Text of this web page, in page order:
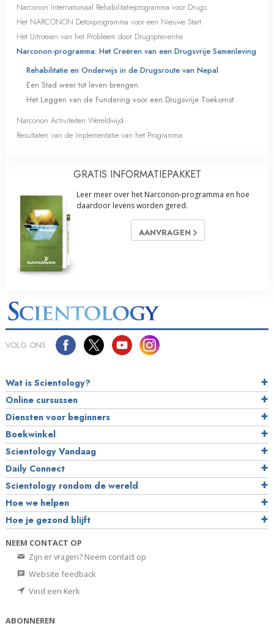
Narconon Internationaal Rehabilitatieprogramma voor Drugs
Het NARCONON Detoxprogramma voor een Nieuwe Start
Het Uitroeien van het Probleem door Drugspreventie
Narconon-programma: Het Creëren van een Drugsvrije Samenleving
Rehabilitatie en Onderwijs in de Drugsroute van Nepal
Een Stad weer tot leven brengen
Het Leggen van de Fundering voor een Drugsvrije Toekomst
Narconon Activiteiten Wereldwijd
Resultaten van de Implementatie van het Programma
GRATIS INFORMATIE­PAKKET
Leer meer over het Narconon-programma en hoe
daardoor levens worden gered.
AANVRAGEN
VOLG ONS
Wat is Scientology?
Online cursussen
Diensten voor beginners
Boekwinkel
Scientology Vandaag
Daily Connect
Scientology rondom de wereld
Hoe we helpen
Hoe je gezond blijft
NEEM CONTACT OP
Zijn er vragen? Neem contact op
Website feedback
Vind een Kerk
ABONNEREN